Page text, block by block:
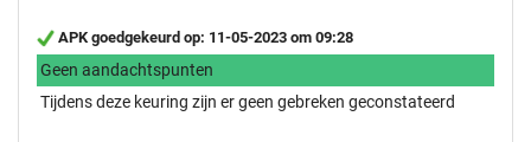
APK goedgekeurd op: 11-05-2023 om 09:28
Geen aandachtspunten
Tijdens deze keuring zijn er geen gebreken geconstateerd